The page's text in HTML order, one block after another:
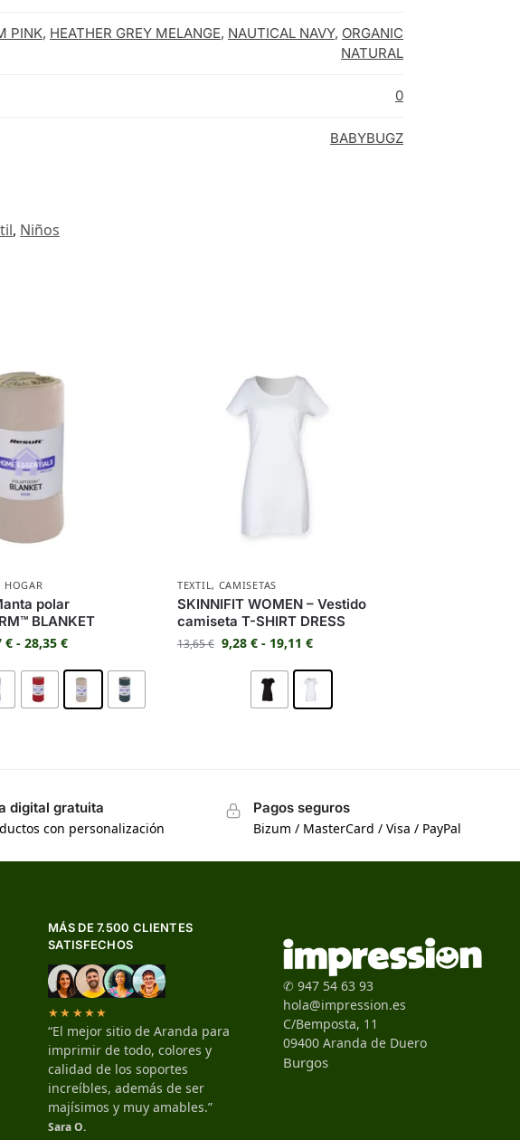
PINK, HEATHER GREY MELANGE, NAUTICAL NAVY, ORGANIC
NATURAL
0
BABYBUGZ
, Niños
HOGAR
polar
BLANKET
€ - 28,35€
TEXTIL, CAMISETAS
SKINNIFIT WOMEN – Vestido
camiseta T-SHIRT DRESS
13,65€ 9,28€ - 19,11€
digital gratuita
con personalización
Pagos seguros
Bizum / MasterCard / Visa / PayPal
MÁS DE 7.500 CLIENTES
SATISFECHOS
★★★★★
“El mejor sitio de Aranda para
imprimir de todo, colores y
calidad de los soportes
increíbles, además de ser
majísimos y muy amables.”
Sara O.
✆ 947 54 63 93
hola@impression.es
C/Bemposta, 11
09400 Aranda de Duero
Burgos